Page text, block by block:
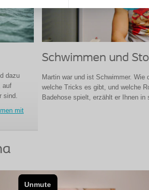
dazu
auf
sind.
mit
Schwimmen und
Martin war und ist Schwimmer. Wie
welche Tricks es gibt, und welche
Badehose spielt, erzählt er Ihnen in